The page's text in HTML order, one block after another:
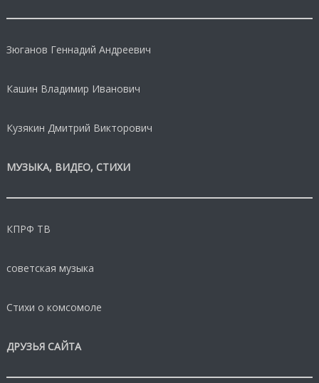
Зюганов Геннадий Андреевич
Кашин Владимир Иванович
Кузякин Дмитрий Викторович
МУЗЫКА, ВИДЕО, СТИХИ
КПРФ ТВ
советская музыка
Стихи о комсомоле
ДРУЗЬЯ САЙТА